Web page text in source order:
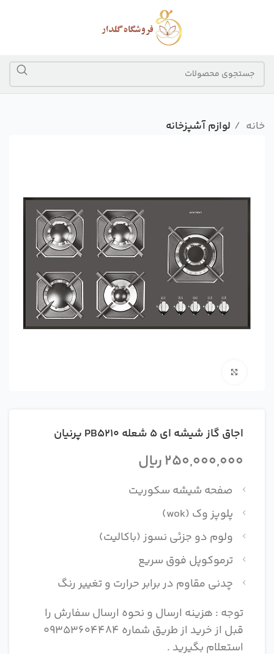
خانه لوازم آشپزخانه
اجاق گاز شیشه ای 5 شعله PB5210 پرنیان
250,000,000ریال
صفحه شیشه سکوریت
پلوپز وک (wok)
ولوم دو جزئی نسوز (باکالیت)
ترموکوپل فوق سریع
چدنی مقاوم در برابر حرارت و تغییر رنگ
توجه : هزینه ارسال و نحوه ارسال سفارش را
قبل از خرید از طریق شماره 09353604484
استعلام بگیرید .